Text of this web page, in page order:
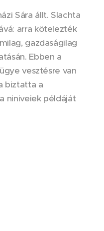
Sára állt. Slachta
arra kötelezték
gazdaságilag
Ebben a
vesztésre van
biztatta a
niniveiek példáját